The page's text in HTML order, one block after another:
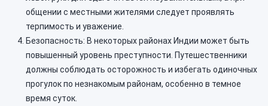
общении с местными жителями следует проявлять
терпимость и уважение.
Безопасность: В некоторых районах Индии может быть
повышенный уровень преступности. Путешественники
должны соблюдать осторожность и избегать одиночных
прогулок по незнакомым районам, особенно в темное
время суток.